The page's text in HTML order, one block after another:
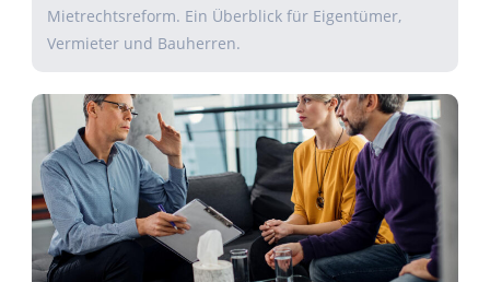
Mietrechtsreform. Ein Überblick für Eigentümer,
Vermieter und Bauherren.